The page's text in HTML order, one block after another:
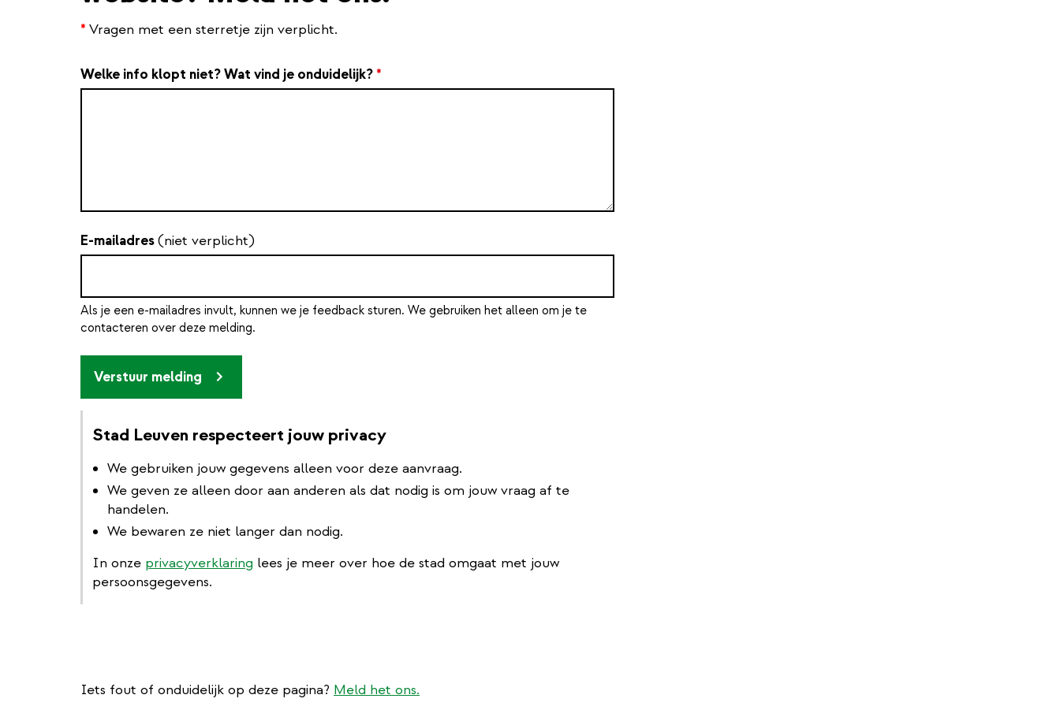
* Vragen met een sterretje zijn verplicht.
Welke info klopt niet? Wat vind je onduidelijk? *
E-mailadres(niet verplicht)
Als je een e-mailadres invult, kunnen we je feedback sturen. We gebruiken het alleen om je te
contacteren over deze melding.
Verstuur melding
Stad Leuven respecteert jouw privacy
We gebruiken jouw gegevens alleen voor deze aanvraag.
We geven ze alleen door aan anderen als dat nodig is om jouw vraag af te
handelen.
We bewaren ze niet langer dan nodig.
In onze privacyverklaring lees je meer over hoe de stad omgaat met jouw
persoonsgegevens.
Iets fout of onduidelijk op deze pagina? Meld het ons.